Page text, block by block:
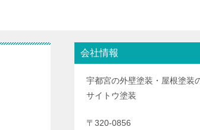
会社情報
宇都宮の外壁塗装・屋根塗装
サイトウ塗装
〒320-0856